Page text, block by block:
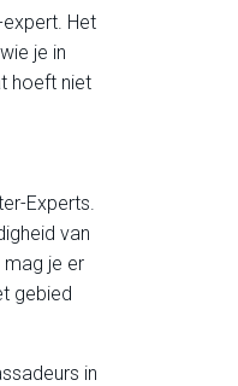
Het
je in
hoeft niet
Experts.
van
mag je er
gebied
in